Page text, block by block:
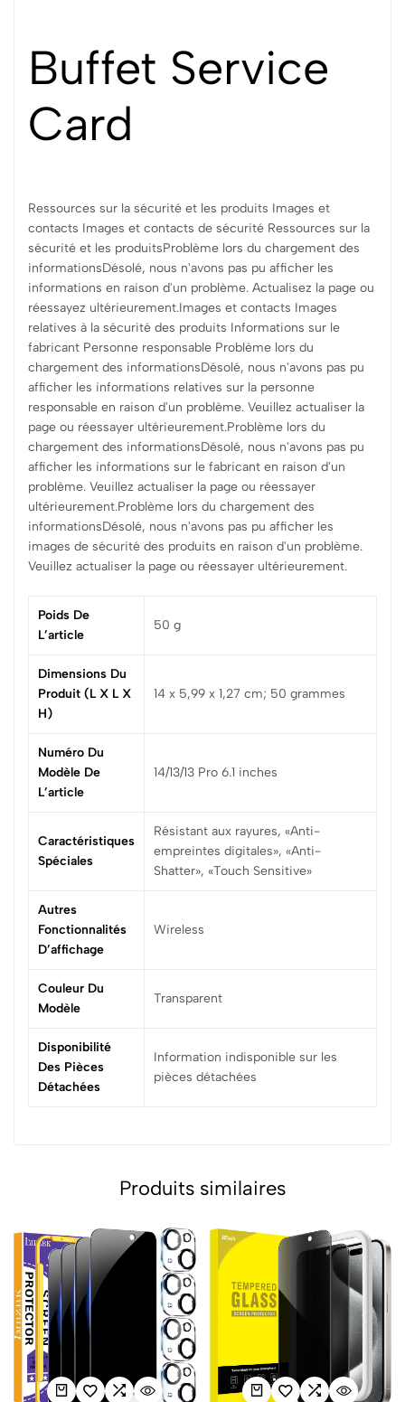
Buffet Service
Card
Ressources sur la sécurité et les produits Images et
contacts Images et contacts de sécurité Ressources sur la
sécurité et les produitsProblème lors du chargement des
informationsDésolé, nous n'avons pas pu afficher les
informations en raison d'un problème. Actualisez la page ou
réessayez ultérieurement.Images et contacts Images
relatives à la sécurité des produits Informations sur le
fabricant Personne responsable Problème lors du
chargement des informationsDésolé, nous n'avons pas pu
afficher les informations relatives sur la personne
responsable en raison d'un problème. Veuillez actualiser la
page ou réessayer ultérieurement.Problème lors du
chargement des informationsDésolé, nous n'avons pas pu
afficher les informations sur le fabricant en raison d'un
problème. Veuillez actualiser la page ou réessayer
ultérieurement.Problème lors du chargement des
informationsDésolé, nous n'avons pas pu afficher les
images de sécurité des produits en raison d'un problème.
Veuillez actualiser la page ou réessayer ultérieurement.
Poids De
L’article
‎50 g
Dimensions Du
Produit (L X L X
H)
‎14 x 5,99 x 1,27 cm; 50 grammes
Numéro Du
Modèle De
L’article
‎14/13/13 Pro 6.1 inches
Caractéristiques
Spéciales
‎Résistant aux rayures, «Anti-
empreintes digitales», «Anti-
Shatter», «Touch Sensitive»
Autres
Fonctionnalités
D’affichage
‎Wireless
Couleur Du
Modèle
‎Transparent
Disponibilité
Des Pièces
Détachées
‎Information indisponible sur les
pièces détachées
Produits similaires